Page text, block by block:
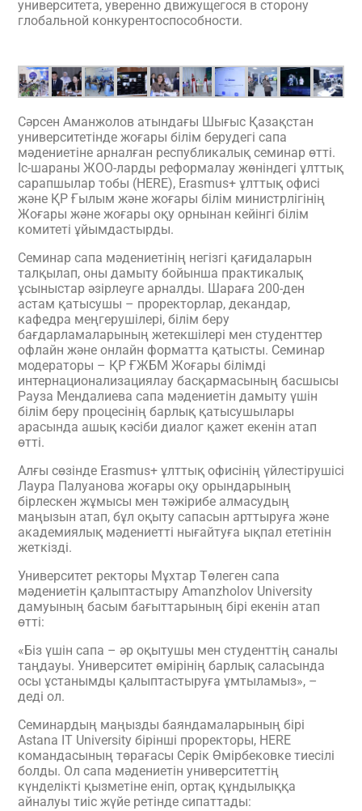
университета, уверенно движущегося в сторону
глобальной конкурентоспособности.
Сәрсен Аманжолов атындағы Шығыс Қазақстан
университетінде жоғары білім берудегі сапа
мәдениетіне арналған республикалық семинар өтті.
Іс-шараны ЖОО-ларды реформалау жөніндегі ұлттық
сарапшылар тобы (HERE), Erasmus+ ұлттық офисі
және ҚР Ғылым және жоғары білім министрлігінің
Жоғары және жоғары оқу орнынан кейінгі білім
комитеті ұйымдастырды.
Семинар сапа мәдениетінің негізгі қағидаларын
талқылап, оны дамыту бойынша практикалық
ұсыныстар әзірлеуге арналды. Шараға 200-ден
астам қатысушы – проректорлар, декандар,
кафедра меңгерушілері, білім беру
бағдарламаларының жетекшілері мен студенттер
офлайн және онлайн форматта қатысты. Семинар
модераторы – ҚР ҒЖБМ Жоғары білімді
интернационализациялау басқармасының басшысы
Рауза Мендалиева сапа мәдениетін дамыту үшін
білім беру процесінің барлық қатысушылары
арасында ашық кәсіби диалог қажет екенін атап
өтті.
Алғы сөзінде Erasmus+ ұлттық офисінің үйлестірушісі
Лаура Палуанова жоғары оқу орындарының
бірлескен жұмысы мен тәжірибе алмасудың
маңызын атап, бұл оқыту сапасын арттыруға және
академиялық мәдениетті нығайтуға ықпал ететінін
жеткізді.
Университет ректоры Мұхтар Төлеген сапа
мәдениетін қалыптастыру Amanzholov University
дамуының басым бағыттарының бірі екенін атап
өтті:
«Біз үшін сапа – әр оқытушы мен студенттің саналы
таңдауы. Университет өмірінің барлық саласында
осы ұстанымды қалыптастыруға ұмтыламыз», –
деді ол.
Семинардың маңызды баяндамаларының бірі
Astana IT University бірінші проректоры, HERE
командасының төрағасы Серік Өмірбековке тиесілі
болды. Ол сапа мәдениетін университеттің
күнделікті қызметіне еніп, ортақ құндылыққа
айналуы тиіс жүйе ретінде сипаттады: